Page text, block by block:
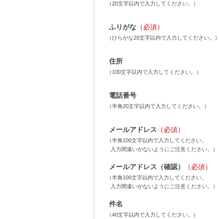
（20文字以内で入力してください。）
ふりがな （必須）
（ひらがな20文字以内で入力してください。
住所
（100文字以内で入力してください。）
電話番号
（半角20文字以内で入力してください。）
メールアドレス （必須）
（半角100文字以内で入力してください。
入力間違いがないようにご注意ください。）
メールアドレス（確認） （必須）
（半角100文字以内で入力してください。
入力間違いがないようにご注意ください。）
件名
（40文字以内で入力してください。）